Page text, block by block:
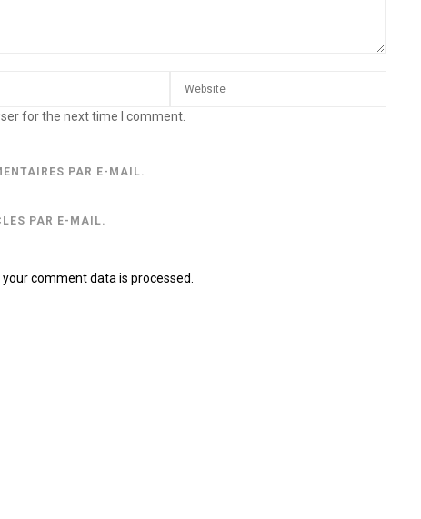
for the next time I comment.
PAR E-MAIL.
PAR E-MAIL.
comment data is processed.